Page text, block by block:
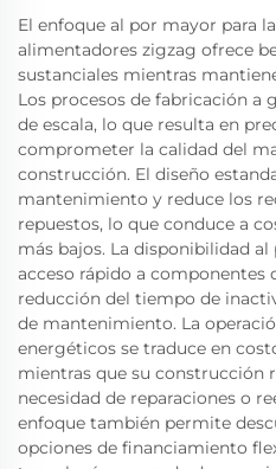
El enfoque al por mayor para
alimentadores zigzag ofrece
sustanciales mientras
Los procesos de fabricación a
de escala, lo que resulta en
comprometer la calidad del
construcción. El diseño
mantenimiento y reduce los
repuestos, lo que conduce a
más bajos. La disponibilidad
acceso rápido a componentes
reducción del tiempo de
de mantenimiento. La
energéticos se traduce en
mientras que su construcción
necesidad de reparaciones o
enfoque también permite
opciones de financiamiento